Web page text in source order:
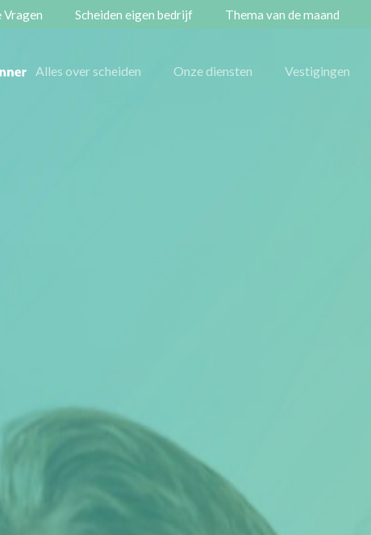
Vragen Scheiden eigen bedrijf Thema van de maand
Alles over scheiden Onze diensten Vestigingen